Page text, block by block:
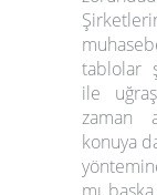
tablolar
ile
zaman
konuya